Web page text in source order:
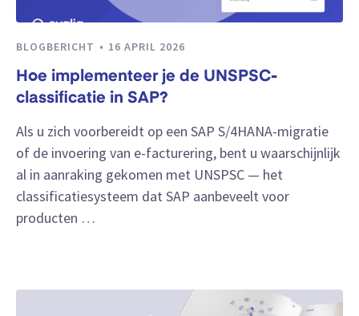
BLOGBERICHT 16 APRIL 2026
Hoe implementeer je de UNSPSC-
classificatie in SAP?
Als u zich voorbereidt op een SAP S/4HANA-migratie
of de invoering van e-facturering, bent u waarschijnlijk
al in aanraking gekomen met UNSPSC — het
classificatiesysteem dat SAP aanbeveelt voor
producten …